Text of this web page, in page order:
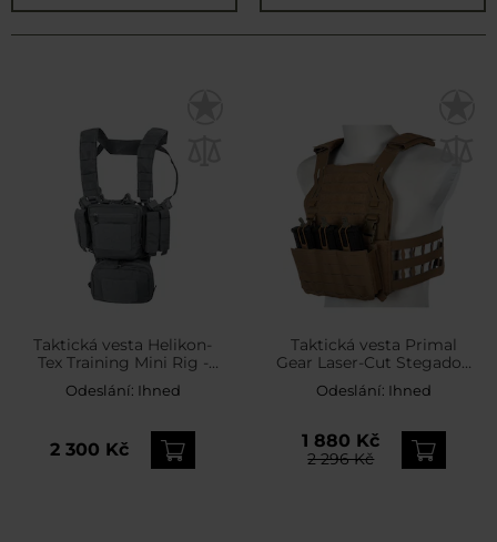
Taktická vesta Helikon-
Tex Training Mini Rig -
Shadow Grey
Odeslání: Ihned
2 300 Kč
Taktická vesta Primal
Gear Laser-Cut Stegadon
- Coyote Brown
Odeslání: Ihned
1 880 Kč
2 296 Kč